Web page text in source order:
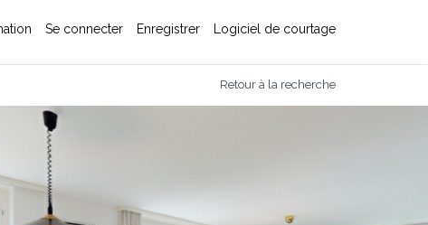
Se connecter Enregistrer Logiciel de courtage
Retour à la recherche